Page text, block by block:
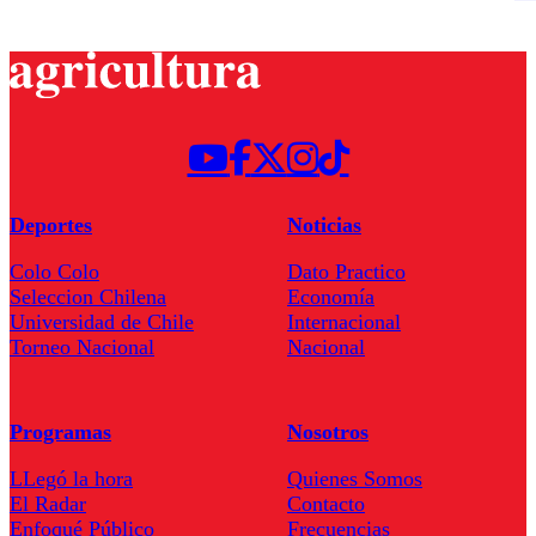
Deportes
Colo Colo
Seleccion Chilena
Universidad de Chile
Torneo Nacional
Noticias
Dato Practico
Economía
Internacional
Nacional
Programas
LLegó la hora
El Radar
Enfoqué Público
Nosotros
Quienes Somos
Contacto
Frecuencias